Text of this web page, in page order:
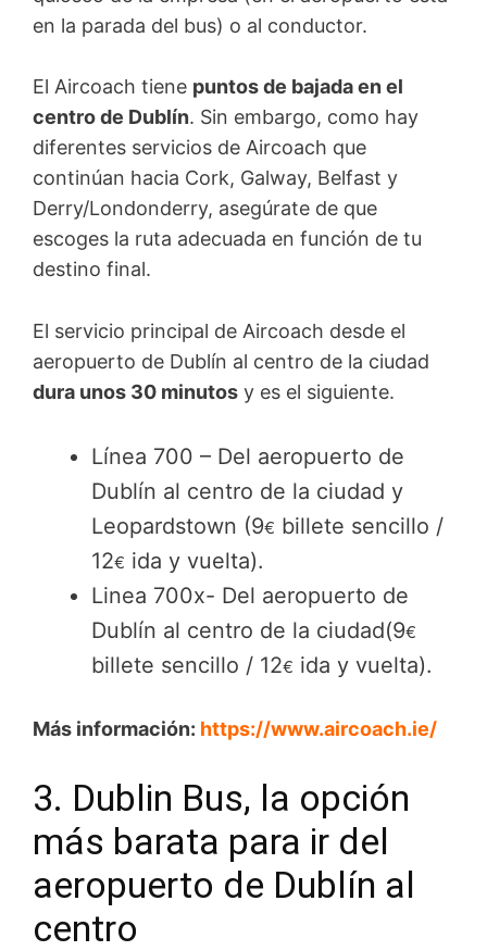
en la parada del bus) o al conductor.
El Aircoach tiene puntos de bajada en el
centro de Dublín. Sin embargo, como hay
diferentes servicios de Aircoach que
continúan hacia Cork, Galway, Belfast y
Derry/Londonderry, asegúrate de que
escoges la ruta adecuada en función de tu
destino final.
El servicio principal de Aircoach desde el
aeropuerto de Dublín al centro de la ciudad
dura unos 30 minutos y es el siguiente.
Línea 700 – Del aeropuerto de
Dublín al centro de la ciudad y
Leopardstown (9€ billete sencillo /
12€ ida y vuelta).
Linea 700x- Del aeropuerto de
Dublín al centro de la ciudad(9€
billete sencillo / 12€ ida y vuelta).
Más información: https://www.aircoach.ie/
3. Dublin Bus, la opción
más barata para ir del
aeropuerto de Dublín al
centro